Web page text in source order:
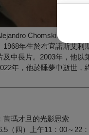
Chomski
1968年生於布宜諾斯艾
中長片。2003年，他以
年，他於睡夢中逝世，
萬瑪才旦的光影思索
（四）上午11：00～22